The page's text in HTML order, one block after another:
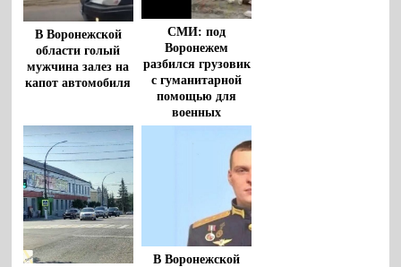
В Воронежской
области голый
мужчина залез на
капот автомобиля
СМИ: под
Воронежем
разбился грузовик
с гуманитарной
помощью для
военных
В Воронежской